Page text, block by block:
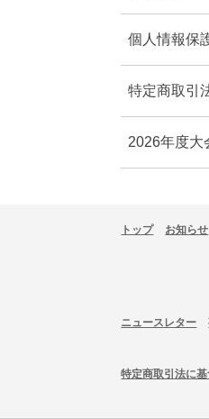
個人情報保
特定商取引
2026年度大
トップ お知らせ
ニュースレター
特定商取引法に